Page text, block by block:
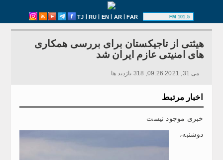
TJ | RU | EN | AR|FAR 101.5 FM
هیئتی از تاجیکستان برای بررسی همکاری
های امنیتی عازم ایران شد
می 31, 2021 09:26, 318 بازدید ها
اخبار مرتبط
خبری موجود نیست
دوشنبه،